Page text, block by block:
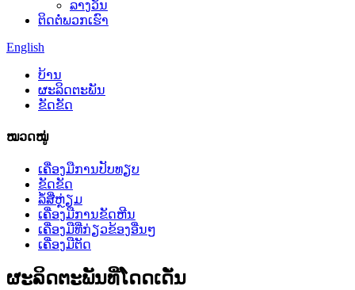
ລາງວັນ
ຕິດຕໍ່ພວກເຮົາ
English
ບ້ານ
ຜະລິດຕະພັນ
ຂັດຂັດ
ໝວດໝູ່
ເຄື່ອງມືການປັບທຽບ
ຂັດຂັດ
ລໍ້ສີ່ຫຼ່ຽມ
ເຄື່ອງ​ມື​ການ​ຂັດ​ຫີນ​
ເຄື່ອງມືທີ່ກ່ຽວຂ້ອງອື່ນໆ
ເຄື່ອງມືຕັດ
ຜະລິດຕະພັນທີ່ໂດດເດັ່ນ